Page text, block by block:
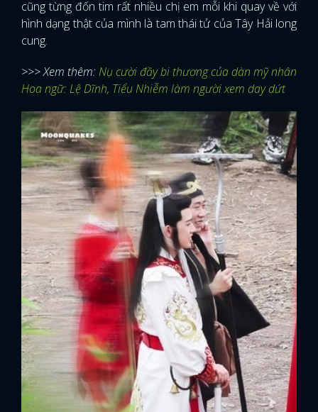
FACEBOOK GOOGLE
cũng từng đốn tim rất nhiều chị em mỗi khi quay về với
hình dạng thật của mình là tam thái tử của Tây Hải long
cung.
>>> Xem thêm:Nụ cười đầy bi thương của dàn mỹ nhân
Hoa ngữ: Lệ Dĩnh, Tiểu Nhiễm làm người xem day dứt